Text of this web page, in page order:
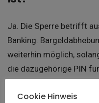
Ja. Die Sperre betrifft
Banking.
weiterhin möglich,
die dazugehörige PIN
eröffnen.
Cookie Hinweis